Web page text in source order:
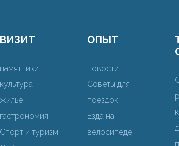
ВИЗИТ
памятники
культура
жилье
гастрономия
Спорт и туризм
ОПЫТ
новости
Советы для
поездок
Езда на
велосипеде